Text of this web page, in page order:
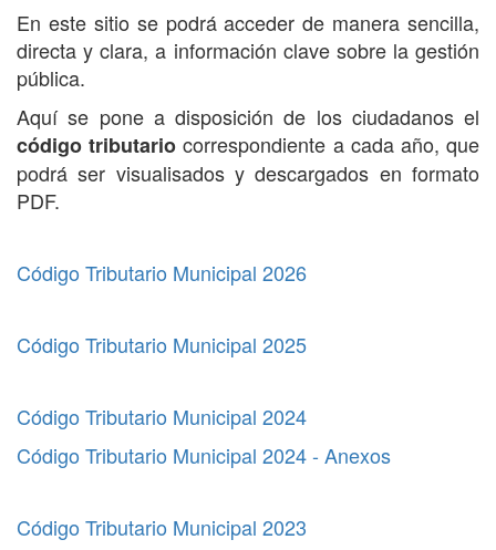
En este sitio se podrá acceder de manera sencilla,
directa y clara, a información clave sobre la gestión
pública.
Aquí se pone a disposición de los ciudadanos el
código tributario correspondiente a cada año, que
podrá ser visualisados y descargados en formato
PDF.
Código Tributario Municipal 2026
Código Tributario Municipal 2025
Código Tributario Municipal 2024
Código Tributario Municipal 2024 - Anexos
Código Tributario Municipal 2023